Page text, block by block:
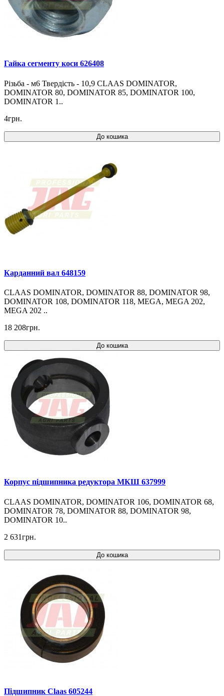
Гайка сегменту коси 626408
Різьба - м6 Твердість - 10,9 CLAAS DOMINATOR,
DOMINATOR 80, DOMINATOR 85, DOMINATOR 100,
DOMINATOR 1..
4грн.
До кошика
Карданний вал 648159
CLAAS DOMINATOR, DOMINATOR 88, DOMINATOR 98,
DOMINATOR 108, DOMINATOR 118, MEGA, MEGA 202,
MEGA 202 ..
18 208грн.
До кошика
Корпус підшипника редуктора МКШ 637999
CLAAS DOMINATOR, DOMINATOR 106, DOMINATOR 68,
DOMINATOR 78, DOMINATOR 88, DOMINATOR 98,
DOMINATOR 10..
2 631грн.
До кошика
Підшипник Claas 605244